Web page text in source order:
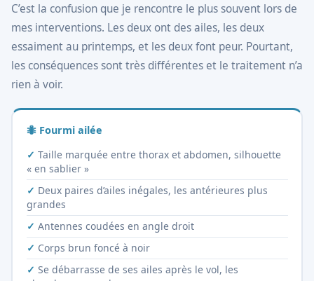
C’est la confusion que je rencontre le plus souvent lors de
mes interventions. Les deux ont des ailes, les deux
essaiment au printemps, et les deux font peur. Pourtant,
les conséquences sont très différentes et le traitement n’a
rien à voir.
🐜 Fourmi ailée
Taille marquée entre thorax et abdomen, silhouette
« en sablier »
Deux paires d’ailes inégales, les antérieures plus
grandes
Antennes coudées en angle droit
Corps brun foncé à noir
Se débarrasse de ses ailes après le vol, les